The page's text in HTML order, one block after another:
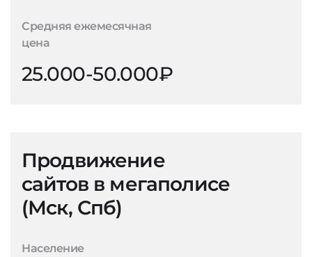
Средняя ежемесячная
цена
25.000-50.000₽
Продвижение
сайтов в мегаполисе
(Мск, Спб)
Население